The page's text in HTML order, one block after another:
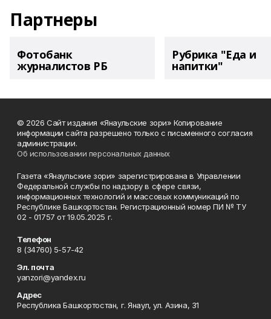
Партнеры
Фотобанк
журналистов РБ
Рубрика "Еда и
напитки"
© 2026 Сайт издания «Янаульские зори» Копирование
информации сайта разрешено только с письменного согласия
администрации.
Об использовании персональных данных
Газета «Янаульские зори» зарегистрирована в Управлении
Федеральной службы по надзору в сфере связи,
информационных технологий и массовых коммуникаций по
Республике Башкортостан. Регистрационный номер ПИ № ТУ
02 - 01757 от 19.05.2025 г.
Телефон
8 (34760) 5-57-42
Эл. почта
yanzori@yandex.ru
Адрес
Республика Башкортостан, г. Янаул, ул. Азина, 31